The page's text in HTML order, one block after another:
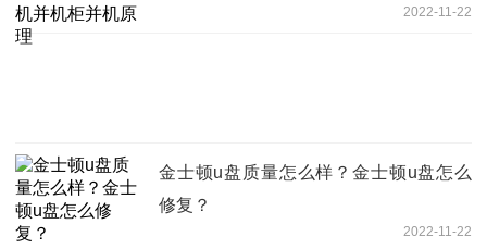
2022-11-22
金士顿u盘质量怎么样？金士顿u盘怎么
修复？
2022-11-22